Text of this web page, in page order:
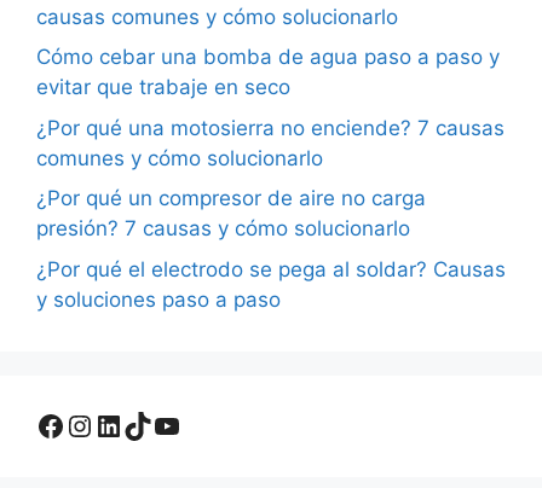
causas comunes y cómo solucionarlo
Cómo cebar una bomba de agua paso a paso y
evitar que trabaje en seco
¿Por qué una motosierra no enciende? 7 causas
comunes y cómo solucionarlo
¿Por qué un compresor de aire no carga
presión? 7 causas y cómo solucionarlo
¿Por qué el electrodo se pega al soldar? Causas
y soluciones paso a paso
Facebook
Instagram
LinkedIn
TikTok
YouTube